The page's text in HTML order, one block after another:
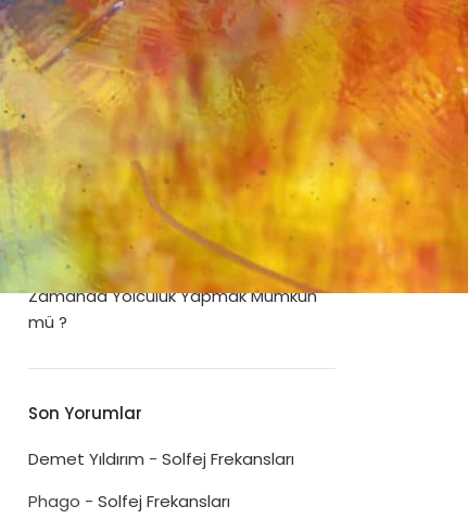
Spiritüel Teknikler
Son Yazılar
Medikal Astroloji
Zamanı Bükmek – Laya Holistic
Method
Dua Listeleri
Disiplinin Psikolojimizi İyileştirme Gücü
Zamanda Yolculuk Yapmak Mümkün
mü ?
Son Yorumlar
Demet Yıldırım - Solfej Frekansları
Phago - Solfej Frekansları